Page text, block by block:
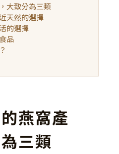
大致分為三類
天然的選擇
的選擇
品
燕窩產
三類